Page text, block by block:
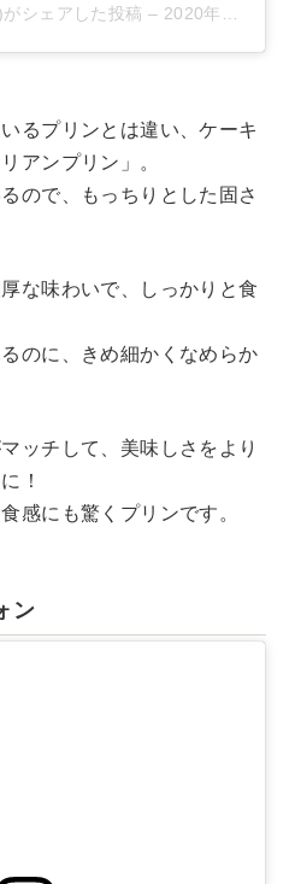
シェアした投稿 – 2020年10月月1日午前3時47分PDT
るプリンとは違い、ケーキ
アンプリン」。
ので、もっちりとした固さ
な味わいで、しっかりと食
のに、きめ細かくなめらか
ッチして、美味しさをより
！
感にも驚くプリンです。
ン